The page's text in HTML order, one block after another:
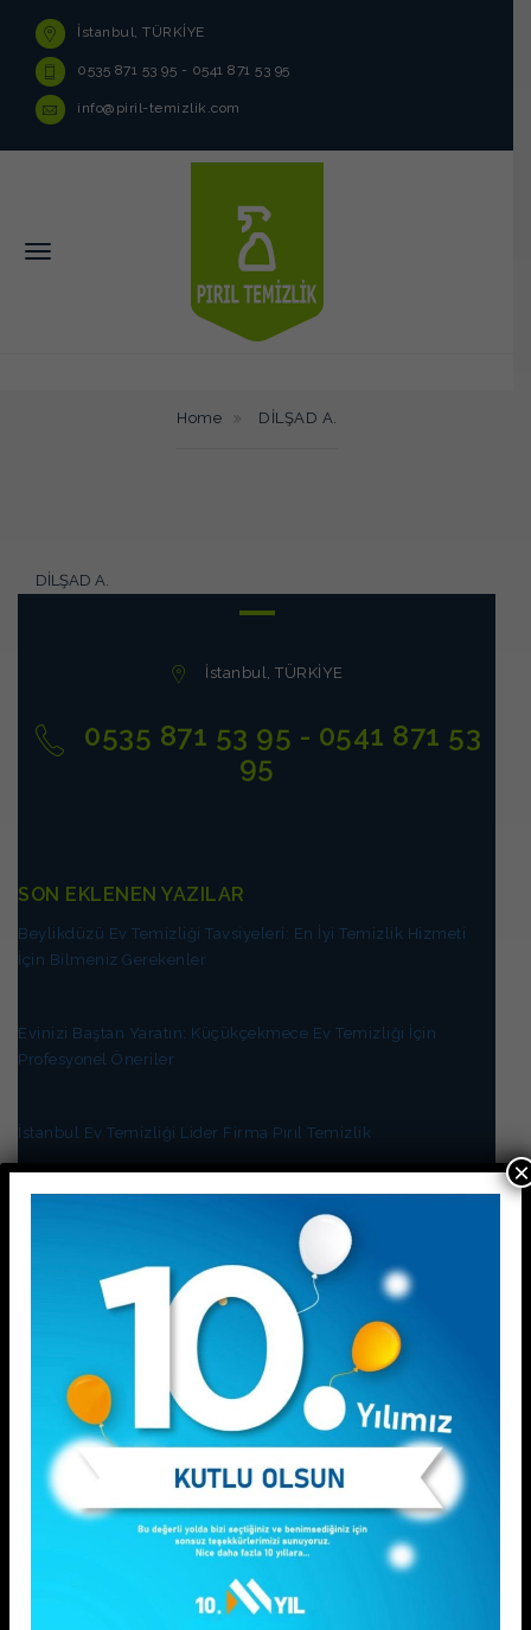
İstanbul, TÜRKİYE
0535 871 53 95 - 0541 871 53 95
info@piril-temizlik.com
Home DİLŞAD A.
DİLŞAD A.
İstanbul, TÜRKİYE
0535 871 53 95 - 0541 871 53
95
SON EKLENEN YAZILAR
Beylikdüzü Ev Temizliği Tavsiyeleri: En İyi Temizlik Hizmeti
İçin Bilmeniz Gerekenler
Evinizi Baştan Yaratın: Küçükçekmece Ev Temizliği İçin
Profesyonel Öneriler
İstanbul Ev Temizliği Lider Firma Pırıl Temizlik
İstanbul Avrupa Yakası Temizlik Rehberi: En Uygun Fiyatlı ve
En Güvenilir Hizmeti Nasıl Bulursunuz?
KATEGORİLER
Ev Temizliği
×